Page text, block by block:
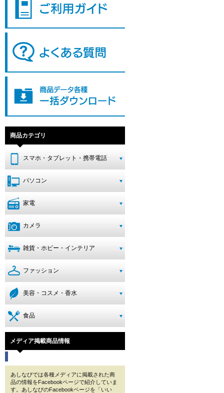
商品カテゴリ
スマホ・タブレット・携帯電話
パソコン
家電
カメラ
雑貨・ホビー・インテリア
ファッション
美容・コスメ・香水
食品
メディア掲載商品情報
あしなびでは各種メディアに掲載された商
品の情報をFacebookページで紹介していま
す。あしなびのFacebookページを「いい